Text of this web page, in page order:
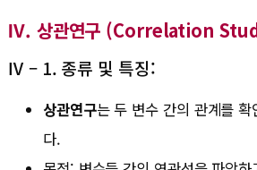
Ⅳ. 상관연구 (Correlation
Ⅳ – 1. 종류 및 특징:
상관연구는 두 변수 간의 관계를 확
다.